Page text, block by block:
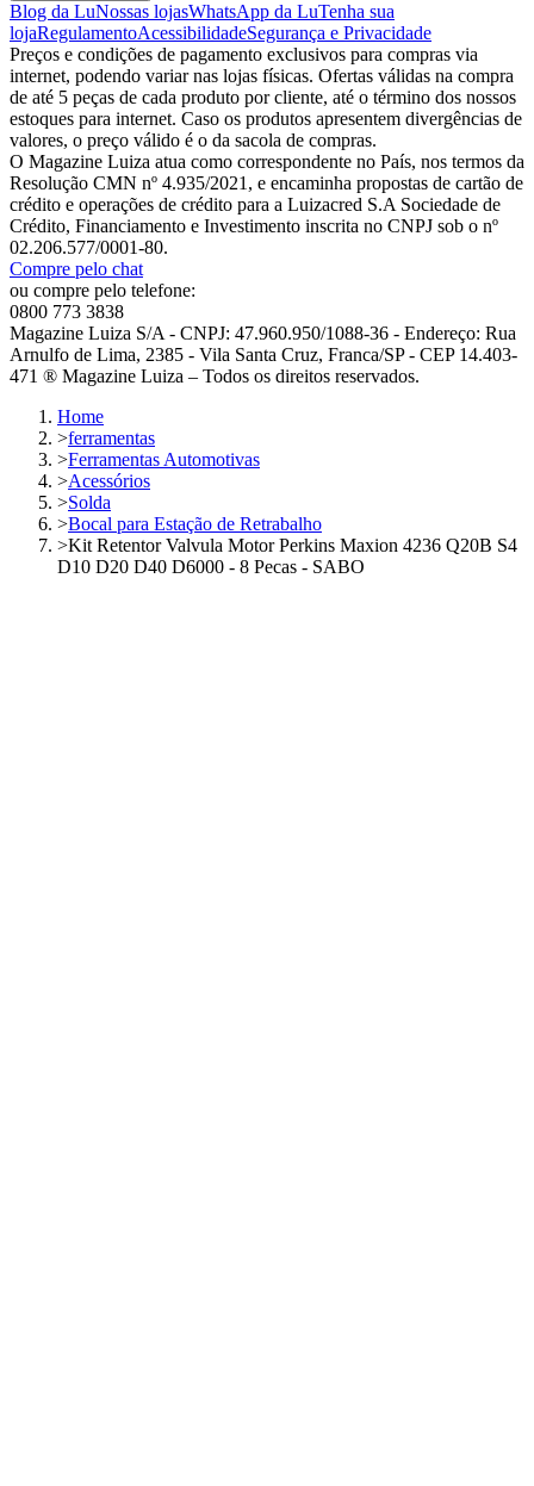
Blog da LuNossas lojasWhatsApp da LuTenha sua
lojaRegulamentoAcessibilidadeSegurança e Privacidade
Preços e condições de pagamento exclusivos para compras via
internet, podendo variar nas lojas físicas. Ofertas válidas na compra
de até 5 peças de cada produto por cliente, até o término dos nossos
estoques para internet. Caso os produtos apresentem divergências de
valores, o preço válido é o da sacola de compras.
O Magazine Luiza atua como correspondente no País, nos termos da
Resolução CMN nº 4.935/2021, e encaminha propostas de cartão de
crédito e operações de crédito para a Luizacred S.A Sociedade de
Crédito, Financiamento e Investimento inscrita no CNPJ sob o nº
02.206.577/0001-80.
Compre pelo chat
ou compre pelo telefone:
0800 773 3838
Magazine Luiza S/A - CNPJ: 47.960.950/1088-36 - Endereço: Rua
Arnulfo de Lima, 2385 - Vila Santa Cruz, Franca/SP - CEP 14.403-
471 ® Magazine Luiza – Todos os direitos reservados.
Home
>ferramentas
>Ferramentas Automotivas
>Acessórios
>Solda
>Bocal para Estação de Retrabalho
>Kit Retentor Valvula Motor Perkins Maxion 4236 Q20B S4
D10 D20 D40 D6000 - 8 Pecas - SABO